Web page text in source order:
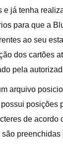
e já tenha
para que a
ao seu
dos cartões
pela
arquivo
posições
de acordo
preenchidas